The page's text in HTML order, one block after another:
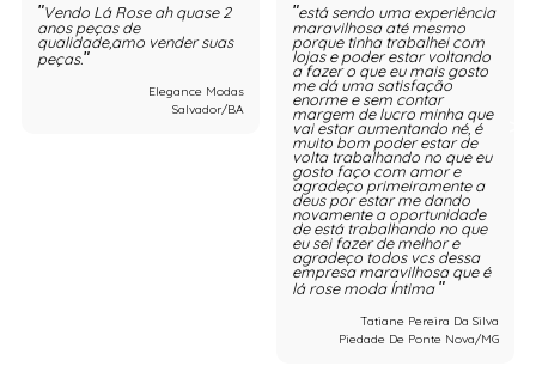
Vendo Lá Rose ah quase 2
anos peças de
qualidade,amo vender suas
peças.
Elegance Modas
Salvador/BA
está sendo uma experiência
maravilhosa até mesmo
porque tinha trabalhei com
lojas e poder estar voltando
a fazer o que eu mais gosto
me dá uma satisfação
enorme e sem contar
margem de lucro minha que
vai estar aumentando né, é
muito bom poder estar de
volta trabalhando no que eu
gosto faço com amor e
agradeço primeiramente a
deus por estar me dando
novamente a oportunidade
de está trabalhando no que
eu sei fazer de melhor e
agradeço todos vcs dessa
empresa maravilhosa que é
lá rose moda Íntima
Tatiane Pereira Da Silva
Piedade De Ponte Nova/MG